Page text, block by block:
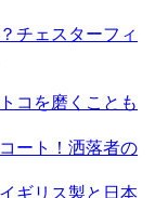
チェスターフィ
コを磨くことも
ート！洒落者の
ギリス製と日本